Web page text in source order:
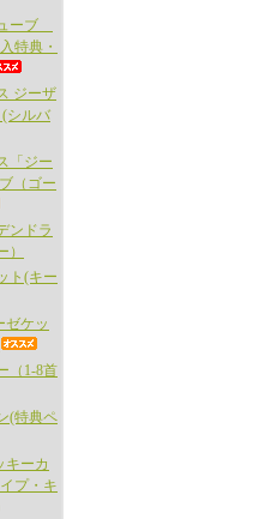
ーブ
特典・
ジーザ
シルバ
「ジー
（ゴー
ンドラ
ト(キー
ゼケッ
（1-8首
(特典ペ
キーカ
プ・キ